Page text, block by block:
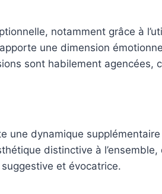
notamment grâce à
une dimension
sont habilement agencées,
une dynamique supplémentaire
distinctive à l’ensemble,
et évocatrice.